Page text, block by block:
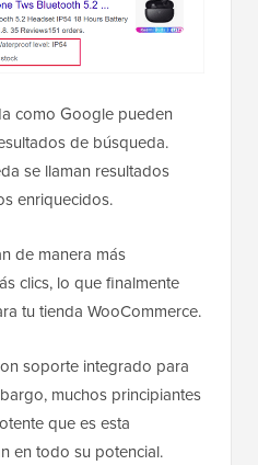
como Google pueden
de búsqueda.
se llaman resultados
enriquecidos.
de manera más
clics, lo que finalmente
tu tienda WooCommerce.
soporte integrado para
muchos principiantes
que es esta
en todo su potencial.